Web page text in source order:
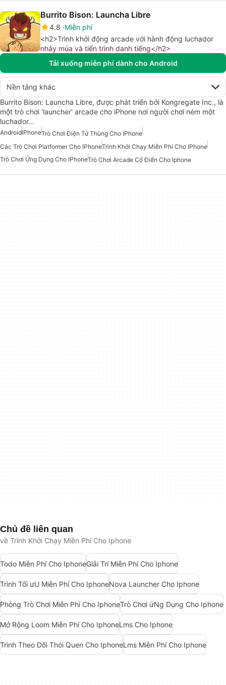
Burrito Bison: Launcha Libre
4.8 Miễn phí
<h2>Trình khởi động arcade với hành động luchador
nhảy múa và tiến trình danh tiếng</h2>
Tải xuống miễn phí dành cho Android
Nền tảng khác
Burrito Bison: Launcha Libre, được phát triển bởi Kongregate Inc., là
một trò chơi 'launcher' arcade cho iPhone nơi người chơi ném một
luchador…
AndroidiPhoneTrò Chơi Điện Tử Thùng Cho IPhone
Các Trò Chơi Platformer Cho IPhoneTrình Khởi Chạy Miễn Phí Cho IPhone
Trò Chơi Ứng Dụng Cho IPhoneTrò Chơi Arcade Cổ Điển Cho Iphone
Chủ đề liên quan
về Trình Khởi Chạy Miễn Phí Cho Iphone
Todo Miễn Phí Cho IphoneGiải Trí Miễn Phí Cho Iphone
Trình Tối ưU Miễn Phí Cho IphoneNova Launcher Cho Iphone
Phòng Trò Chơi Miễn Phí Cho IphoneTrò Chơi ứNg Dụng Cho Iphone
Mở Rộng Loom Miễn Phí Cho IphoneLms Cho Iphone
Trình Theo Dõi Thói Quen Cho IphoneLms Miễn Phí Cho Iphone